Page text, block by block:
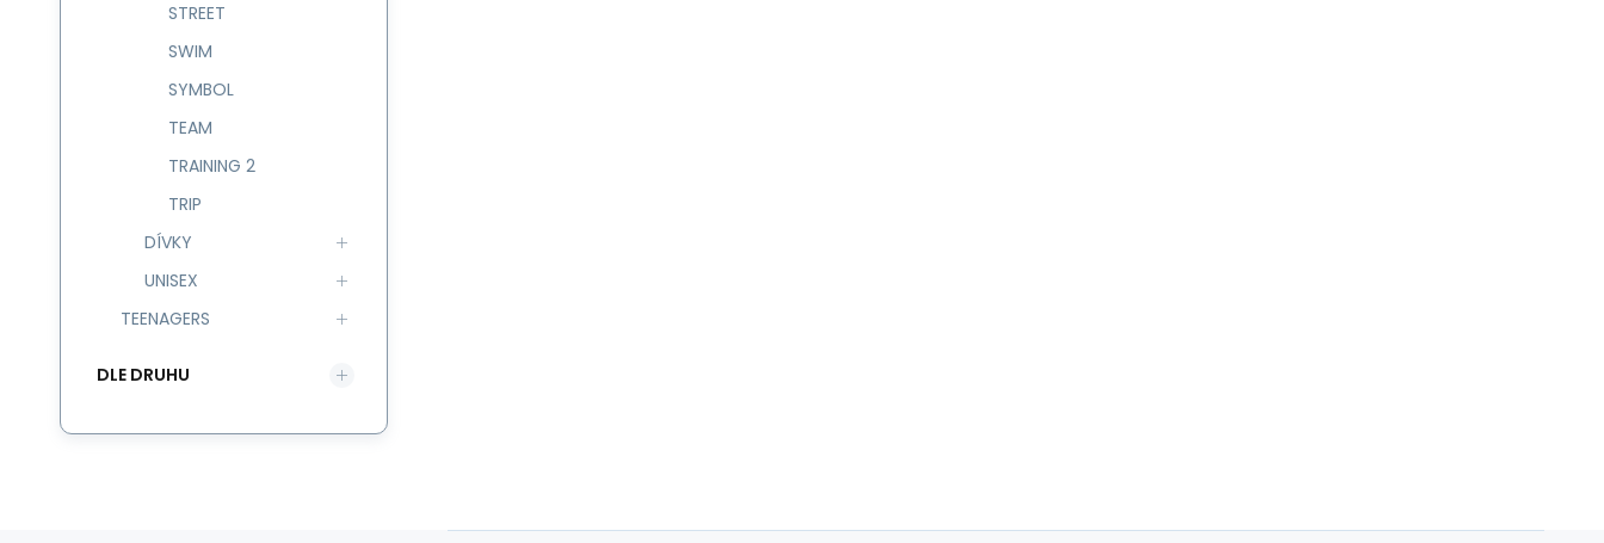
STREET
SWIM
SYMBOL
TEAM
TRAINING 2
TRIP
DÍVKY
UNISEX
TEENAGERS
DLE DRUHU